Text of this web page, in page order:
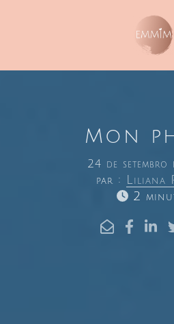
Mon
24 de
par :
Liliana
2